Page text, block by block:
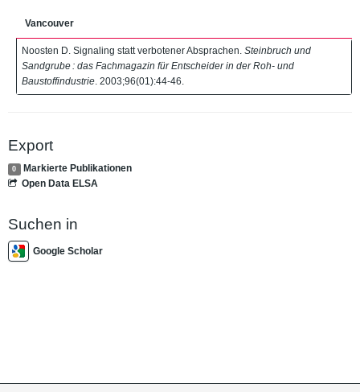
Vancouver
Noosten D. Signaling statt verbotener Absprachen. Steinbruch und
Sandgrube : das Fachmagazin für Entscheider in der Roh- und
Baustoffindustrie . 2003;96(01):44-46.
Export
0
Markierte Publikationen
Open Data ELSA
Suchen in
Google Scholar